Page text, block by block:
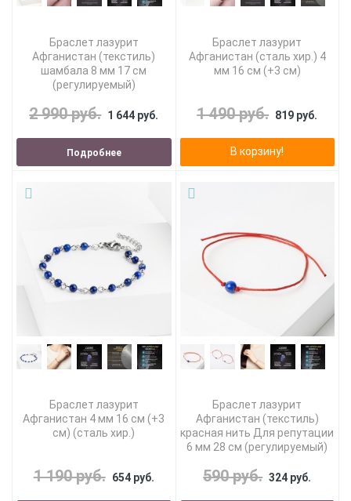
Браслет лазурит
Афганистан (текстиль)
шамбала 8 мм 17 см
(регулируемый)
2 990 руб. 1 644 руб.
Подробнее
Браслет лазурит
Афганистан (сталь хир.) 4
мм 16 см (+3 см)
1 490 руб. 819 руб.
В корзину!
Браслет лазурит
Афганистан 4 мм 16 см (+3
см) (сталь хир.)
1 190 руб. 654 руб.
Браслет лазурит
Афганистан (текстиль)
красная нить Для репутации
6 мм 28 см (регулируемый)
590 руб. 324 руб.